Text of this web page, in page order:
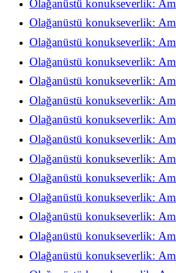
Olağanüstü konukseverlik:
refah deneyimini yeniden
Olağanüstü konukseverlik:
refah deneyimini yeniden
Olağanüstü konukseverlik:
refah deneyimini yeniden
Olağanüstü konukseverlik:
refah deneyimini yeniden
Olağanüstü konukseverlik:
refah deneyimini yeniden
Olağanüstü konukseverlik:
refah deneyimini yeniden
Olağanüstü konukseverlik:
refah deneyimini yeniden
Olağanüstü konukseverlik:
refah deneyimini yeniden
Olağanüstü konukseverlik:
refah deneyimini yeniden
Olağanüstü konukseverlik:
refah deneyimini yeniden
Olağanüstü konukseverlik:
refah deneyimini yeniden
Olağanüstü konukseverlik:
refah deneyimini yeniden
Olağanüstü konukseverlik:
refah deneyimini yeniden
Olağanüstü konukseverlik:
refah deneyimini yeniden